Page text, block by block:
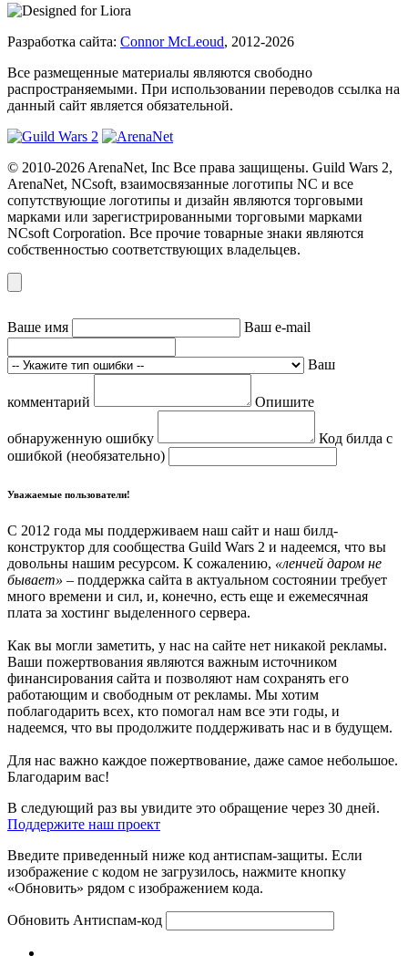
Разработка сайта: Connor McLeoud, 2012-2026
Все размещенные материалы являются свободно
распространяемыми. При использовании переводов ссылка на
данный сайт является обязательной.
© 2010-2026 ArenaNet, Inc Все права защищены. Guild Wars 2,
ArenaNet, NCsoft, взаимосвязанные логотипы NC и все
сопутствующие логотипы и дизайн являются торговыми
марками или зарегистрированными торговыми марками
NCsoft Corporation. Все прочие товарные знаки являются
собственностью соответствующих владельцев.
Ваше имя Ваш e-mail
Ваш
комментарий Опишите
обнаруженную ошибку
Код билда с
ошибкой (необязательно)
Уважаемые пользователи!
С 2012 года мы поддерживаем наш сайт и наш билд-
конструктор для сообщества Guild Wars 2 и надеемся, что вы
довольны нашим ресурсом. К сожалению, «ленчей даром не
бывает» – поддержка сайта в актуальном состоянии требует
много времени и сил, и, конечно, есть еще и ежемесячная
плата за хостинг выделенного сервера.
Как вы могли заметить, у нас на сайте нет никакой рекламы.
Ваши пожертвования являются важным источником
финансирования сайта и позволяют нам сохранять его
работающим и свободным от рекламы. Мы хотим
поблагодарить всех, кто помогал нам все эти годы, и
надеемся, что вы продолжите поддерживать нас и в будущем.
Для нас важно каждое пожертвование, даже самое небольшое.
Благодарим вас!
В следующий раз вы увидите это обращение через 30 дней.
Поддержите наш проект
Введите приведенный ниже код антиспам-защиты. Если
изображение с кодом не загрузилось, нажмите кнопку
«Обновить» рядом с изображением кода.
Обновить Антиспам-код